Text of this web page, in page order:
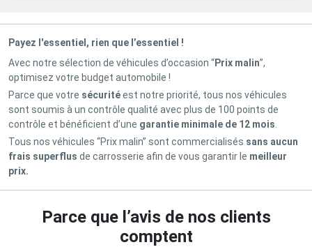
Payez l'essentiel, rien que l’essentiel !
Avec notre sélection de véhicules d’occasion “Prix malin”,
optimisez votre budget automobile !
Parce que votre sécuritéest notre priorité, tous nos véhicules
sont soumis à un contrôle qualité avec plus de 100 points de
contrôle et bénéficient d’une garantie minimale de 12 mois
Tous nos véhicules “Prix malin” sont commercialisés sans aucun
frais superflus de carrosserie afin de vous garantir le meilleur
prix.
Parce que l’avis de nos clients
comptent